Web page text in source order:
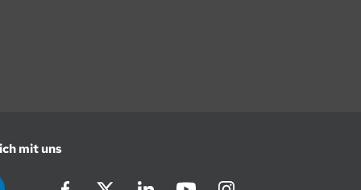
mit uns